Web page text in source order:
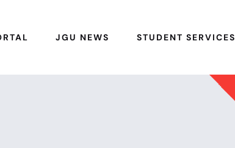
JGU NEWS STUDENT SERVICES